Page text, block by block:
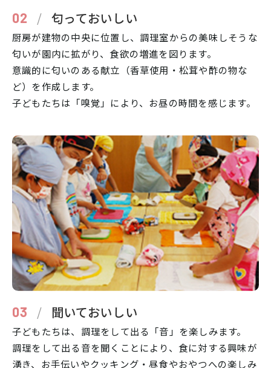
02 / 匂っておいしい
厨房が建物の中央に位置し、調理室からの美味しそうな
匂いが園内に拡がり、食欲の増進を図ります。
意識的に匂いのある献立（香草使用・松茸や酢の物な
ど）を作成します。
子どもたちは「嗅覚」により、お昼の時間を感じます。
03 / 聞いておいしい
子どもたちは、調理をして出る「音」を楽しみます。
調理をして出る音を聞くことにより、食に対する興味が
湧き、お手伝いやクッキング・昼食やおやつへの楽しみ